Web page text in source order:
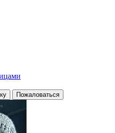
Пожаловаться